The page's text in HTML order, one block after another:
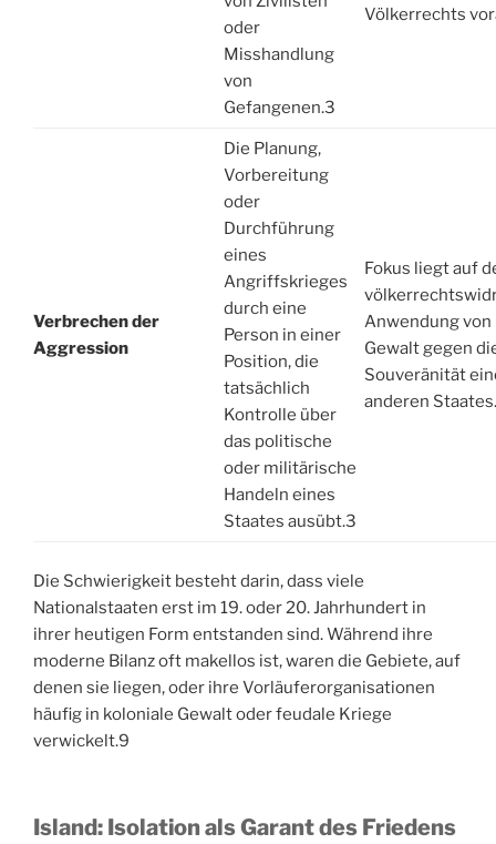
oder
Misshandlung
von
Gefangenen.3
Völkerrechts
Verbrechen der
Aggression
Die Planung,
Vorbereitung
oder
Durchführung
eines
Angriffskrieges
durch eine
Person in einer
Position, die
tatsächlich
Kontrolle über
das politische
oder militärische
Handeln eines
Staates ausübt.3
Fokus liegt auf
Anwendung von
Gewalt gegen
Souveränität
anderen Staates.
Die Schwierigkeit besteht darin, dass viele
Nationalstaaten erst im 19. oder 20. Jahrhundert in
ihrer heutigen Form entstanden sind. Während ihre
moderne Bilanz oft makellos ist, waren die Gebiete, auf
denen sie liegen, oder ihre Vorläuferorganisationen
häufig in koloniale Gewalt oder feudale Kriege
verwickelt.9
Island: Isolation als Garant des Friedens